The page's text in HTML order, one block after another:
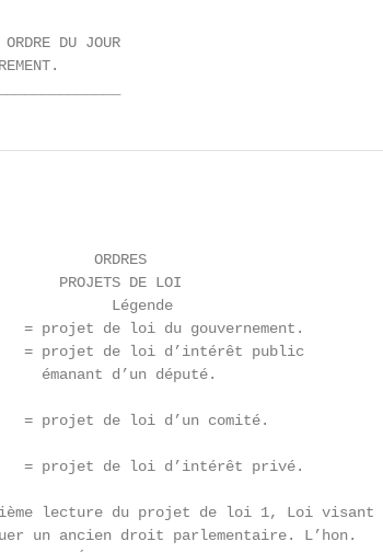
ORDRE DU JOUR
ORDRES
PROJETS DE LOI
Légende
de loi du gouvernement.
= projet de loi d’intérêt public
émanant d’un député.
= projet de loi d’un comité.
= projet de loi d’intérêt privé.
lecture du projet de loi 1, Loi visant
un ancien droit parlementaire. L’hon.